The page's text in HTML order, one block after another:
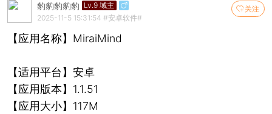
关注
豹豹豹豹豹 Lv.9 域主
2025-11-5 15:31:54 #安卓软件#
【应用名称】MiraiMind
【适用平台】安卓
【应用版本】1.1.51
【应用大小】117M